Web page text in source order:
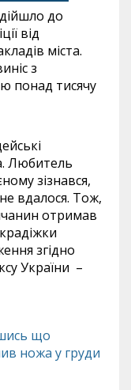
до
від
міста.
з
понад тисячу
Любитель
зізнався,
вдалося. Тож,
отримав
згідно
України –
що
ножа у груди